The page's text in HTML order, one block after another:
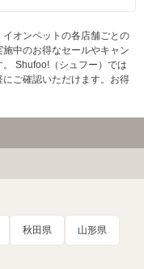
オンペットの各店舗ごとの
中のお得なセールやキャン
Shufoo!（シュフー）では
ご確認いただけます。お得
秋田県 山形県